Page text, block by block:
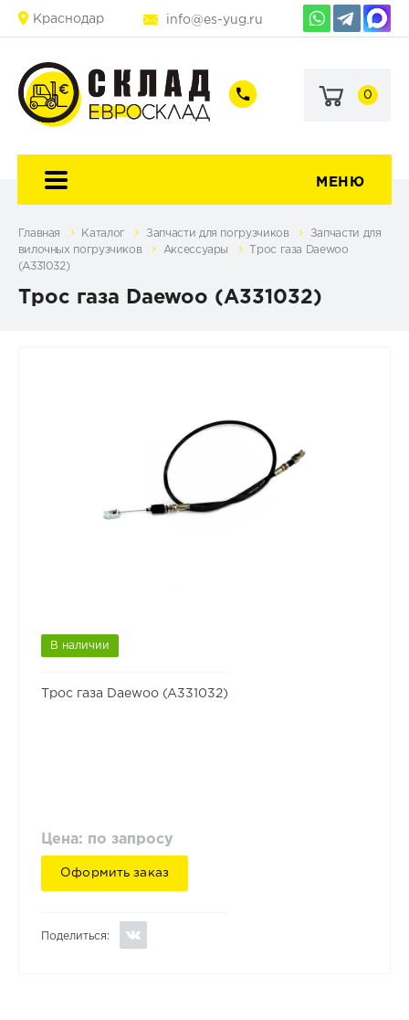
Краснодар info@es-yug.ru
+7
60-
+7
69-
0
МЕНЮ
Главная Каталог Запчасти для погрузчиков
Запчасти для
вилочных погрузчиков
Аксессуары
Трос газа Daewoo
(A331032)
Трос газа Daewoo (A331032)
В наличии
Трос газа Daewoo (A331032)
Цена: по запросу
Оформить заказ
Поделиться: